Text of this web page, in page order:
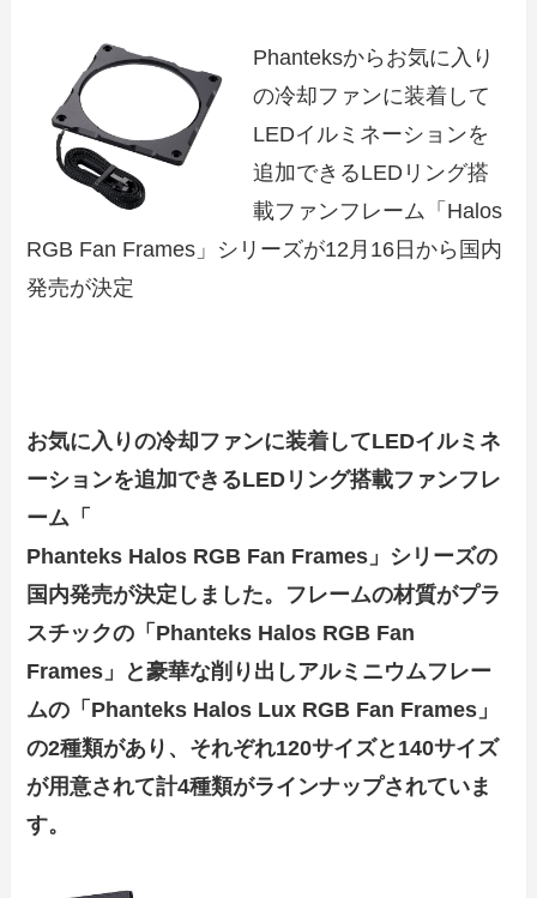
Phanteksからお気に入り
の冷却ファンに装着して
LEDイルミネーションを
追加できるLEDリング搭
載ファンフレーム「Halos
RGB Fan Frames」シリーズが12月16日から国内
発売が決定
お気に入りの冷却ファンに装着してLEDイルミネ
ーションを追加できるLEDリング搭載ファンフレ
ーム「
Phanteks Halos RGB Fan Frames」シリーズの
国内発売が決定しました。フレームの材質がプラ
スチックの「Phanteks Halos RGB Fan
Frames」と豪華な削り出しアルミニウムフレー
ムの「Phanteks Halos Lux RGB Fan Frames」
の2種類があり、それぞれ120サイズと140サイズ
が用意されて計4種類がラインナップされていま
す。